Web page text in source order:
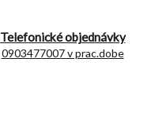
Telefonické objednávky
0903477007 v prac.dobe